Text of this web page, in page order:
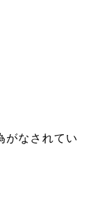
がなされてい